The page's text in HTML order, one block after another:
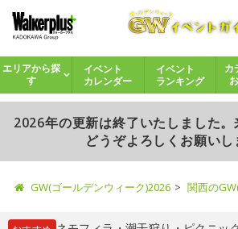
エリアから探
す
イベント
カレンダー
イベント
ランキング
カ
2026年の更新は終了いたしました
どうぞよろしくお願いし
GW(ゴールデンウィーク)2026 関西の